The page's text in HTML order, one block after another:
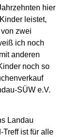
hier
leistet,
zwei
ich noch
anderen
noch so
SÜW e.V.
Landau
Treff ist für alle